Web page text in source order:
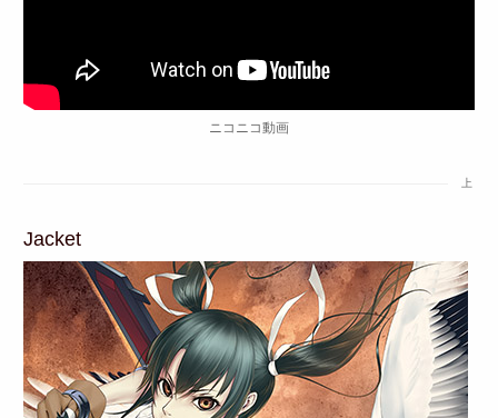
ニコニコ動画
上
Jacket